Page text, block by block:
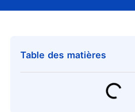
Table des matières